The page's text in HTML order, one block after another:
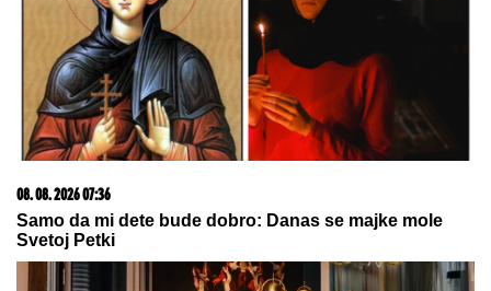
08. 08. 2026 07:36
Samo da mi dete bude dobro: Danas se majke mole
Svetoj Petki